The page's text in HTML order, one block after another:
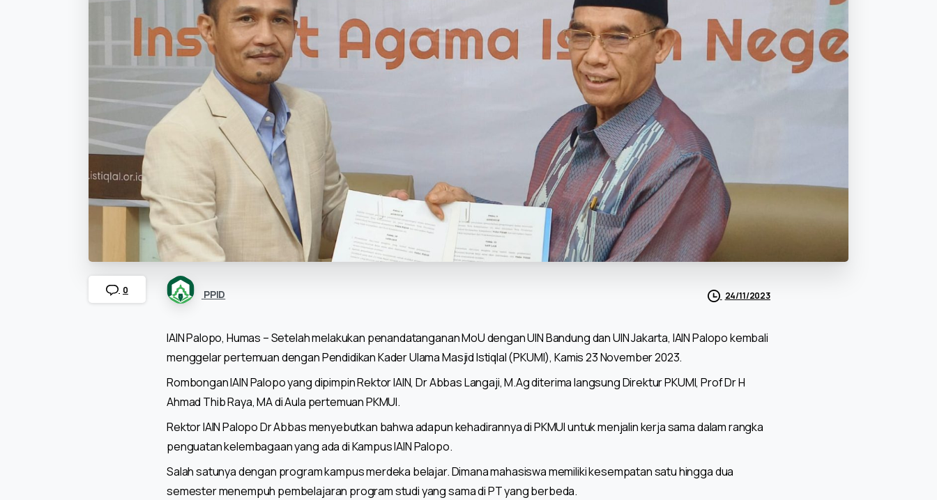
0 PPID 24/11/2023
IAIN Palopo, Humas – Setelah melakukan penandatanganan MoU dengan UIN Bandung dan UIN Jakarta, IAIN Palopo kembali
menggelar pertemuan dengan Pendidikan Kader Ulama Masjid Istiqlal (PKUMI), Kamis 23 November 2023.
Rombongan IAIN Palopo yang dipimpin Rektor IAIN, Dr Abbas Langaji, M.Ag diterima langsung Direktur PKUMI, Prof Dr H
Ahmad Thib Raya, MA di Aula pertemuan PKMUI.
Rektor IAIN Palopo Dr Abbas menyebutkan bahwa adapun kehadirannya di PKMUI untuk menjalin kerja sama dalam rangka
penguatan kelembagaan yang ada di Kampus IAIN Palopo.
Salah satunya dengan program kampus merdeka belajar. Dimana mahasiswa memiliki kesempatan satu hingga dua
semester menempuh pembelajaran program studi yang sama di PT yang berbeda.